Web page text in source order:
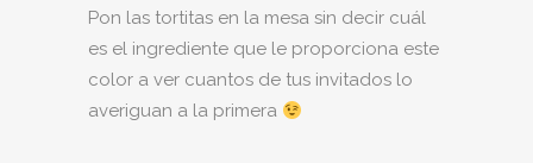
Pon las tortitas en la mesa sin decir cuál
es el ingrediente que le proporciona este
color a ver cuantos de tus invitados lo
averiguan a la primera